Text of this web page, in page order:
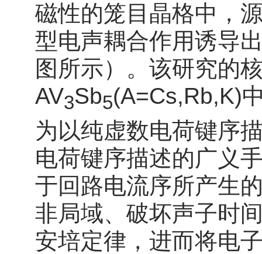
磁性的笼目晶格中，
型电声耦合作用诱导
图所示）。该研究的
AV3Sb5(A=Cs,Rb,K)
为以纯虚数电荷键序
电荷键序描述的广义
于回路电流序所产生
非局域、破坏声子时
安培定律，进而将电